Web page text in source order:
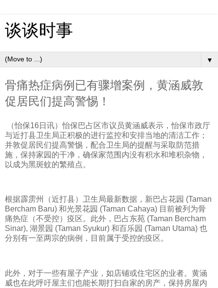
谈谈时事
▼
骨痛热症病例已有骤增案例，黄涵威敦
促居民们提高警惕！
（怡保16日讯）怡保巴占区市议员黄涵威表示，怡保市政厅
与近打县卫生局正积极的进行监控和安排当地的清洁工作；
并敦促居民们提高警惕，配合卫生局的提醒与采取防范措
施，保持家园的干净，确保家范围内没有积水和堆积杂物，
以成为黑斑蚊的繁殖点。
根据霹雳州（近打县）卫生局最新数据，新巴占花园 (Taman
Bercham Baru) 和光景花园 (Taman Cahaya) 目前被列为骨
痛热症（不受控）疫区。此外，巴占东苑 (Taman Bercham
Sinar), 湖景园 (Taman Syukur) 和百乐园 (Taman Utama) 也
分别有一至两宗的病例，目前属于受控的疫区。
此外，对于一些有屋子产业，如店铺或住宅区的业者。黄涵
威也在此呼吁屋主们也能长期打扫自家的房产，保持房屋内